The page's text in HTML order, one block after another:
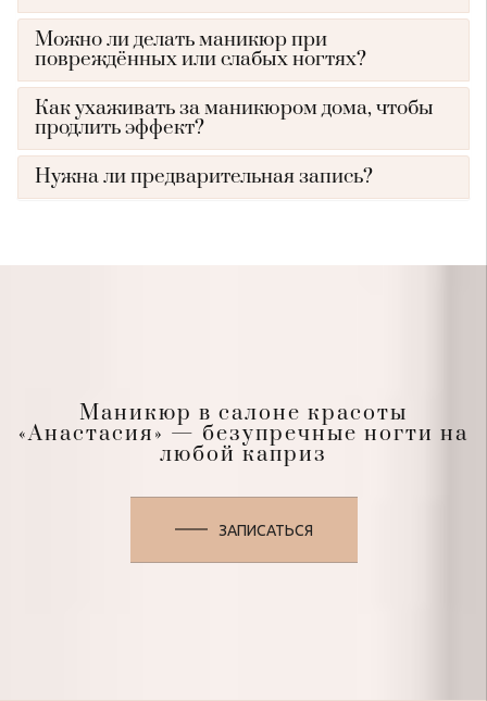
Можно ли делать маникюр при
повреждённых или слабых ногтях?
Как ухаживать за маникюром дома, чтобы
продлить эффект?
Нужна ли предварительная запись?
Маникюр в салоне красоты
«Анастасия» — безупречные ногти на
любой каприз
ЗАПИСАТЬСЯ